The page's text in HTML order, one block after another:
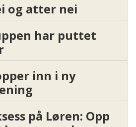
og atter nei
har puttet
inn i ny
på Løren: Opp